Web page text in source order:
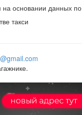
на основании данных
такси